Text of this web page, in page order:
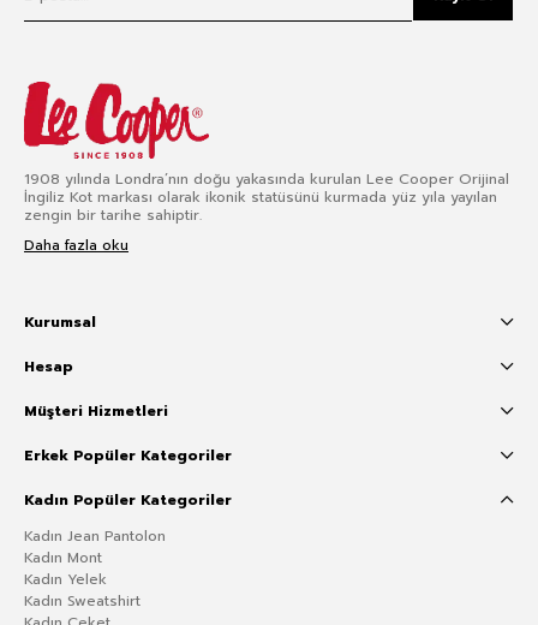
1908 yılında Londra’nın doğu yakasında kurulan Lee Cooper Orijinal
İngiliz Kot markası olarak ikonik statüsünü kurmada yüz yıla yayılan
zengin bir tarihe sahiptir.
Daha fazla oku
Kurumsal
Hesap
Müşteri Hizmetleri
Erkek Popüler Kategoriler
Kadın Popüler Kategoriler
Kadın Jean Pantolon
Kadın Mont
Kadın Yelek
Kadın Sweatshirt